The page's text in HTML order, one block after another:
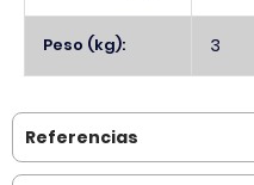
Peso (kg): 3
Referencias